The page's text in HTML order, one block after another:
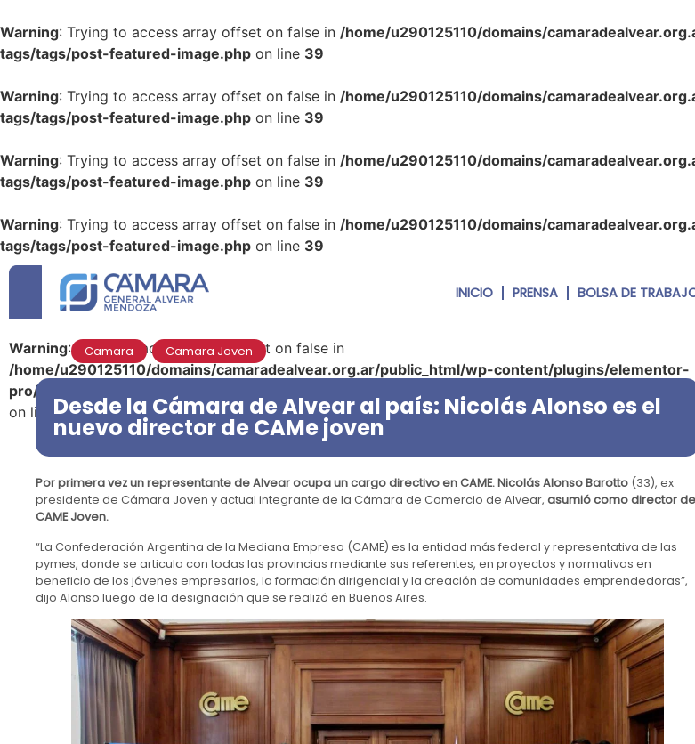
Warning: Trying to access array offset on false in /home/u290125110/domains/
tags/tags/post-featured-image.php on line 39
Warning: Trying to access array offset on false in /home/u290125110/domains/
tags/tags/post-featured-image.php on line 39
Warning: Trying to access array offset on false in /home/u290125110/domains/
tags/tags/post-featured-image.php on line 39
Warning: Trying to access array offset on false in /home/u290125110/domains/
tags/tags/post-featured-image.php on line 39
INICIO PRENSA BOLSA DE
Warning: Trying to access array offset on false in
/home/u290125110/domains/camaradealvear.org.ar/public_html/wp-content/plugins/elementor-
pro/modules/dynamic-tags/tags/post-featured-image.php
on line 39
Camara , Camara Joven
Desde la Cámara de Alvear al país: Nicolás Alonso es el
nuevo director de CAMe joven
Por primera vez un representante de Alvear ocupa un cargo directivo en CAME.Nicolás Alonso Barotto (33), ex
presidente de Cámara Joven y actual integrante de la Cámara de Comercio de Alvear, asumió como director de
CAME Joven.
“La Confederación Argentina de la Mediana Empresa (CAME) es la entidad más federal y representativa de las
pymes, donde se articula con todas las provincias mediante sus referentes, en proyectos y normativas en
beneficio de los jóvenes empresarios, la formación dirigencial y la creación de comunidades emprendedoras”,
dijo Alonso luego de la designación que se realizó en Buenos Aires.